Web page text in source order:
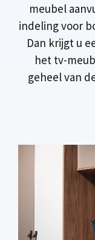
meubel
indeling voor
Dan krijgt u
het tv-
geheel van